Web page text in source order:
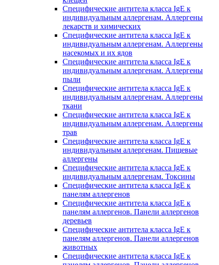
Специфические антитела класса IgE к
индивидуальным аллергенам. Аллергены
лекарств и химических
Специфические антитела класса IgE к
индивидуальным аллергенам. Аллергены
насекомых и их ядов
Специфические антитела класса IgE к
индивидуальным аллергенам. Аллергены
пыли
Специфические антитела класса IgE к
индивидуальным аллергенам. Аллергены
ткани
Специфические антитела класса IgE к
индивидуальным аллергенам. Аллергены
трав
Специфические антитела класса IgE к
индивидуальным аллергенам. Пищевые
аллергены
Специфические антитела класса IgE к
индивидуальным аллергенам. Токсины
Специфические антитела класса IgE к
панелям аллергенов
Специфические антитела класса IgE к
панелям аллергенов. Панели аллергенов
деревьев
Специфические антитела класса IgE к
панелям аллергенов. Панели аллергенов
животных
Специфические антитела класса IgE к